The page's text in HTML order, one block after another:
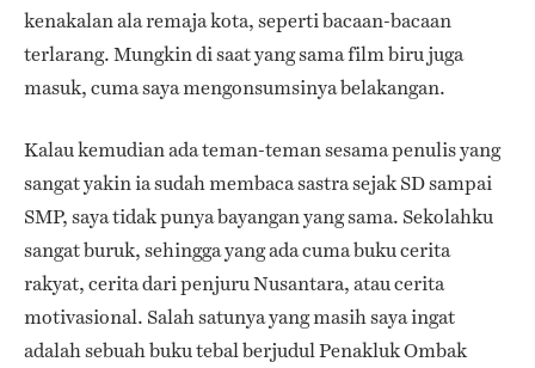
kenakalan ala remaja kota, seperti bacaan-bacaan
terlarang. Mungkin di saat yang sama film biru juga
masuk, cuma saya mengonsumsinya belakangan.
Kalau kemudian ada teman-teman sesama penulis yang
sangat yakin ia sudah membaca sastra sejak SD sampai
SMP, saya tidak punya bayangan yang sama. Sekolahku
sangat buruk, sehingga yang ada cuma buku cerita
rakyat, cerita dari penjuru Nusantara, atau cerita
motivasional. Salah satunya yang masih saya ingat
adalah sebuah buku tebal berjudul Penakluk Ombak